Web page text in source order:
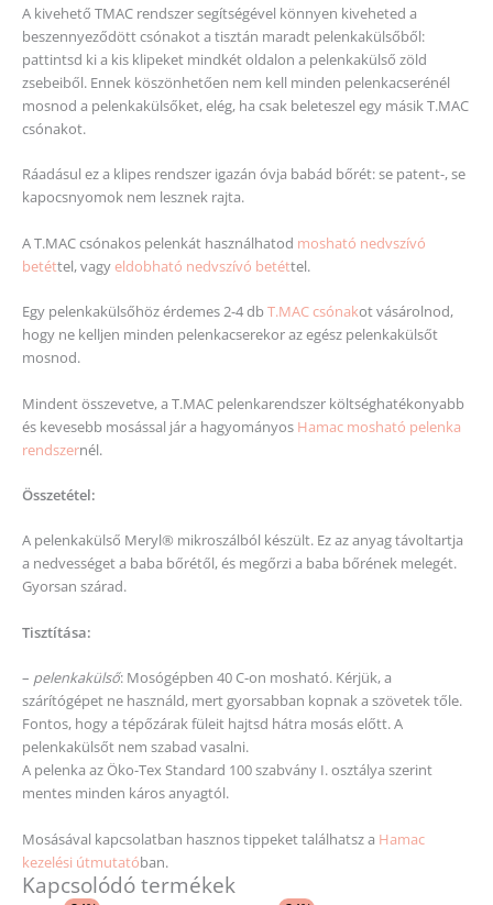
A kivehető TMAC rendszer segítségével könnyen kiveheted a
beszennyeződött csónakot a tisztán maradt pelenkakülsőből:
pattintsd ki a kis klipeket mindkét oldalon a pelenkakülső zöld
zsebeiből. Ennek köszönhetően nem kell minden pelenkacserénél
mosnod a pelenkakülsőket, elég, ha csak beleteszel egy másik T.MAC
csónakot.
Ráadásul ez a klipes rendszer igazán óvja babád bőrét: se patent-, se
kapocsnyomok nem lesznek rajta.
A T.MAC csónakos pelenkát használhatod mosható nedvszívó
betéttel, vagyeldobható nedvszívó betéttel.
Egy pelenkakülsőhöz érdemes 2-4 dbT.MAC csónakot vásárolnod,
hogy ne kelljen minden pelenkacserekor az egész pelenkakülsőt
mosnod.
Mindent összevetve, a T.MAC pelenkarendszer költséghatékonyabb
és kevesebb mosással jár a hagyományos Hamac mosható pelenka
rendszernél.
Összetétel:
A pelenkakülső Meryl® mikroszálból készült. Ez az anyag távoltartja
a nedvességet a baba bőrétől, és megőrzi a baba bőrének melegét.
Gyorsan szárad.
Tisztítása:
– pelenkakülső: Mosógépben 40 C-on mosható. Kérjük, a
szárítógépet ne használd, mert gyorsabban kopnak a szövetek tőle.
Fontos, hogy a tépőzárak füleit hajtsd hátra mosás előtt. A
pelenkakülsőt nem szabad vasalni.
A pelenka az Öko-Tex Standard 100 szabvány I. osztálya szerint
mentes minden káros anyagtól.
Mosásával kapcsolatban hasznos tippeket találhatsz a Hamac
kezelési útmutatóban.
Kapcsolódó termékek